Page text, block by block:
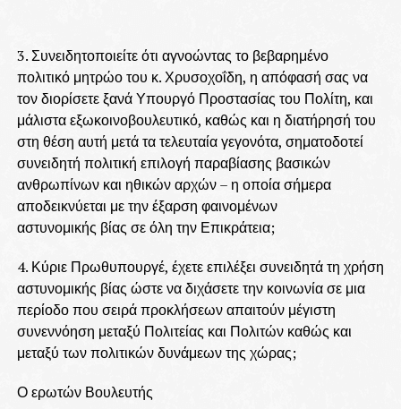
3. Συνειδητοποιείτε ότι αγνοώντας το βεβαρημένο
πολιτικό μητρώο του κ. Χρυσοχοΐδη, η απόφασή σας να
τον διορίσετε ξανά Υπουργό Προστασίας του Πολίτη, και
μάλιστα εξωκοινοβουλευτικό, καθώς και η διατήρησή του
στη θέση αυτή μετά τα τελευταία γεγονότα, σηματοδοτεί
συνειδητή πολιτική επιλογή παραβίασης βασικών
ανθρωπίνων και ηθικών αρχών – η οποία σήμερα
αποδεικνύεται με την έξαρση φαινομένων
αστυνομικής βίας σε όλη την Επικράτεια;
4. Κύριε Πρωθυπουργέ, έχετε επιλέξει συνειδητά τη χρήση
αστυνομικής βίας ώστε να διχάσετε την κοινωνία σε μια
περίοδο που σειρά προκλήσεων απαιτούν μέγιστη
συνεννόηση μεταξύ Πολιτείας και Πολιτών καθώς και
μεταξύ των πολιτικών δυνάμεων της χώρας;
Ο ερωτών Βουλευτής